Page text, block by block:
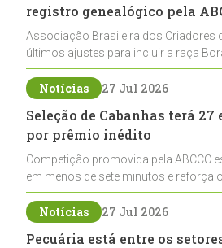
registro genealógico pela
Associação Brasileira dos Criadores
últimos ajustes para incluir a raça
de registros, abrindo caminho para
pecuária nacional
Notícias 27 Jul 2026
Seleção de Cabanhas terá 27
por prêmio inédito
Competição promovida pela ABCCC
em menos de sete minutos e reforça
cabanhas na seleção genética de
ao laço
Notícias 27 Jul 2026
Pecuária está entre os